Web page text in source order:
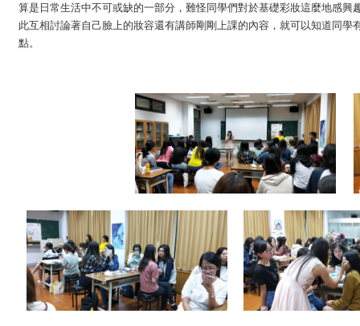
算是日常生活中不可或缺的一部分，難怪同學們對於基礎彩妝這麼地感
此互相討論著自己臉上的妝容還有講師剛剛上課的內容，就可以知道同
點。